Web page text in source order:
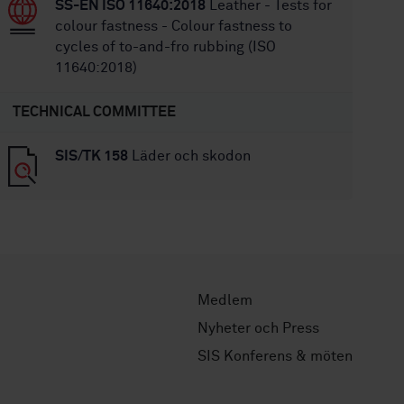
SS-EN ISO 11640:2018 Leather - Tests for
colour fastness - Colour fastness to
cycles of to-and-fro rubbing (ISO
11640:2018)
TECHNICAL COMMITTEE
SIS/TK 158 Läder och skodon
Medlem
Nyheter och Press
SIS Konferens & möten